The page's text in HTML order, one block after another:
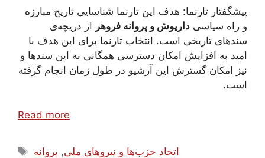
پیشگفتار تارنما: هدف این تارنما شناسایی تاریخ مبارزه‌
و راه سیاسی داریوش و پروانه فروهر
از دریچه‌ی
سندهای تاریخی است. انتخاب تارنما برای این هدف با
امید به افزایش امکان دسترسی همگانی به این سندها و
نیز امکان گسترش این آرشیو در طول زمان انجام گرفته
است.
Read more
Tags اتحاد حزب‌ها و نیروهای ملی, پروانه